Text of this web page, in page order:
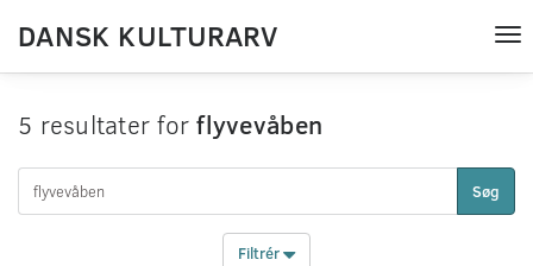
DANSK KULTURARV
5 resultater forflyvevåben
Søg
Filtrér